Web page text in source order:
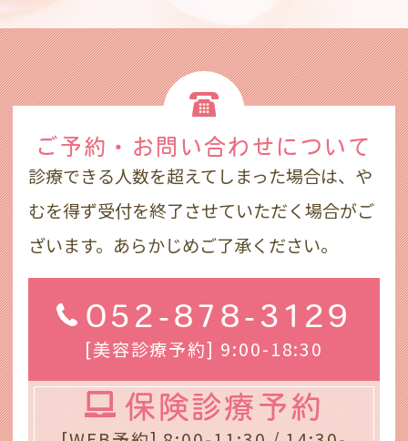
ご予約・お問い合わせ について
診療できる人数を超えてしまった場合は、や
むを得ず受付を終了させていただく場合がご
ざいます。あらかじめご了承ください。
052-878-3129
[美容診療予約] 9:00-18:30
保険診療予約